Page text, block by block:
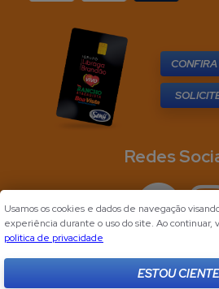
Redes
Desenvolvido por
Usamos os cookies e dados de navegação
experiência durante o uso do site. Ao continuar,
politica de privacidade
ESTOU CIENTE